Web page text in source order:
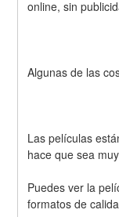
online, sin
Algunas de las
Las películas
hace que sea
Puedes ver la
formatos de